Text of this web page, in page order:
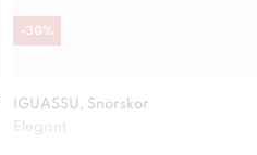
IGUASSU, Snörskor
Elegant
-30%